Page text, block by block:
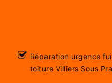
Réparation urgence
toiture Villiers Sous